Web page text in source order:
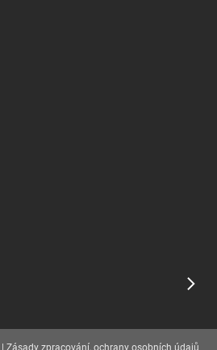
Zásady zpracování, ochrany osobních údajů